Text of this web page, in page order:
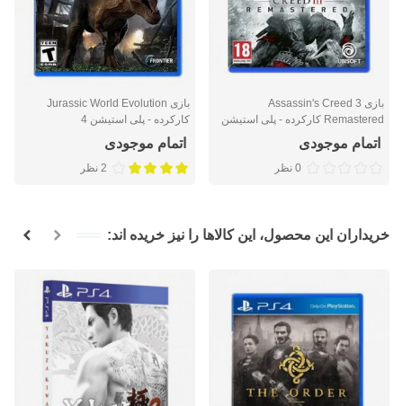
بازی Assassin's Creed 3
Remastered کارکرده - پلی استیشن
4
اتمام موجودی
0 نظر
بازی Jurassic World Evolution
کارکرده - پلی استیشن 4
اتمام موجودی
2 نظر
خریداران این محصول، این کالاها را نیز خریده اند: